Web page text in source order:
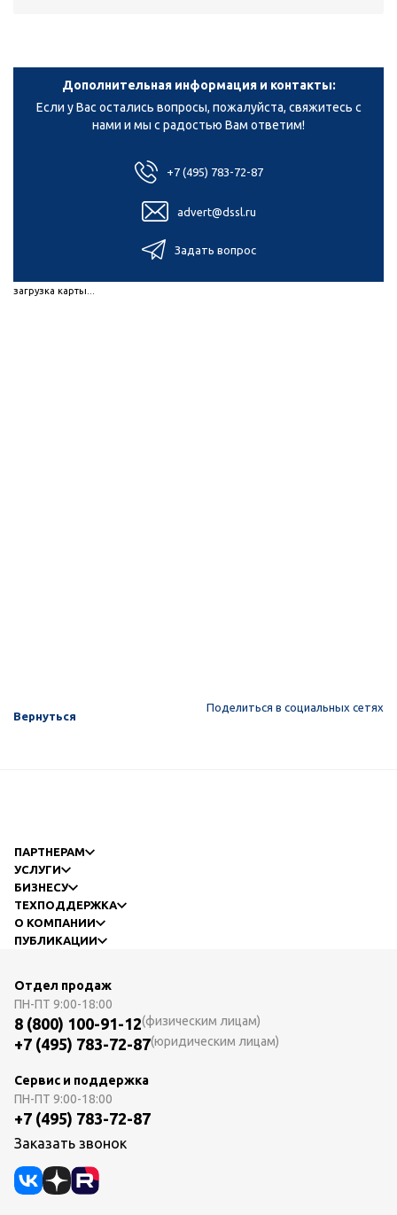
Дополнительная информация и контакты:
Если у Вас остались вопросы, пожалуйста, свяжитесь с
нами и мы с радостью Вам ответим!
+7 (495) 783-72-87
advert@dssl.ru
Задать вопрос
загрузка карты...
Вернуться
Поделиться в социальных сетях
ПАРТНЕРАМ
УСЛУГИ
БИЗНЕСУ
ТЕХПОДДЕРЖКА
О КОМПАНИИ
ПУБЛИКАЦИИ
Отдел продаж
ПН-ПТ 9:00-18:00
8 (800) 100-91-12(физическим лицам)
+7 (495) 783-72-87(юридическим лицам)
Сервис и поддержка
ПН-ПТ 9:00-18:00
+7 (495) 783-72-87
Заказать звонок